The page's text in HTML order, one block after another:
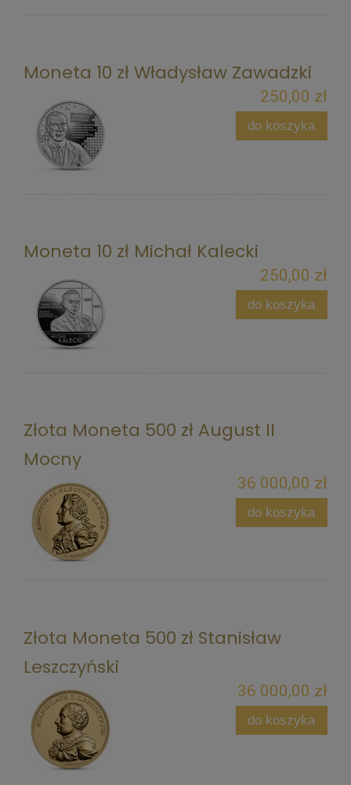
Moneta 10 zł Władysław Zawadzki
250,00 zł
do koszyka
Moneta 10 zł Michał Kalecki
250,00 zł
do koszyka
Złota Moneta 500 zł August II
Mocny
36 000,00 zł
do koszyka
Złota Moneta 500 zł Stanisław
Leszczyński
36 000,00 zł
do koszyka